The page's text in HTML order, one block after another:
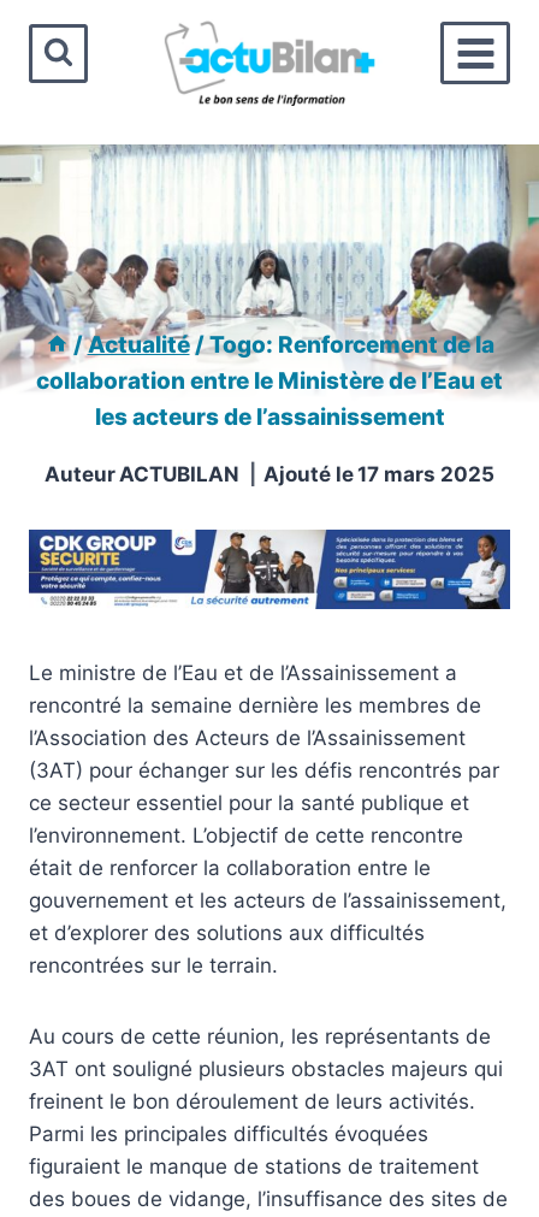
contenu
/Actualité/Togo: Renforcement de la
collaboration entre le Ministère de l’Eau et
les acteurs de l’assainissement
Auteur ACTUBILAN Ajouté le17 mars 2025
Le ministre de l’Eau et de l’Assainissement a
rencontré la semaine dernière les membres de
l’Association des Acteurs de l’Assainissement
(3AT) pour échanger sur les défis rencontrés par
ce secteur essentiel pour la santé publique et
l’environnement. L’objectif de cette rencontre
était de renforcer la collaboration entre le
gouvernement et les acteurs de l’assainissement,
et d’explorer des solutions aux difficultés
rencontrées sur le terrain.
Au cours de cette réunion, les représentants de
3AT ont souligné plusieurs obstacles majeurs qui
freinent le bon déroulement de leurs activités.
Parmi les principales difficultés évoquées
figuraient le manque de stations de traitement
des boues de vidange, l’insuffisance des sites de